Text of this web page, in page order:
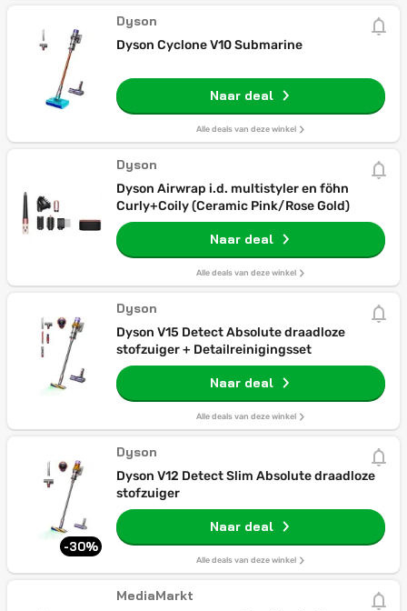
Dyson
Dyson Cyclone V10 Submarine
Naar deal
Alle deals van deze winkel
Dyson
Dyson Airwrap i.d. multistyler en föhn
Curly+Coily (Ceramic Pink/Rose Gold)
Naar deal
Alle deals van deze winkel
Dyson
Dyson V15 Detect Absolute draadloze
stofzuiger + Detailreinigingsset
Naar deal
Alle deals van deze winkel
-30%
Dyson
Dyson V12 Detect Slim Absolute draadloze
stofzuiger
Naar deal
Alle deals van deze winkel
MediaMarkt